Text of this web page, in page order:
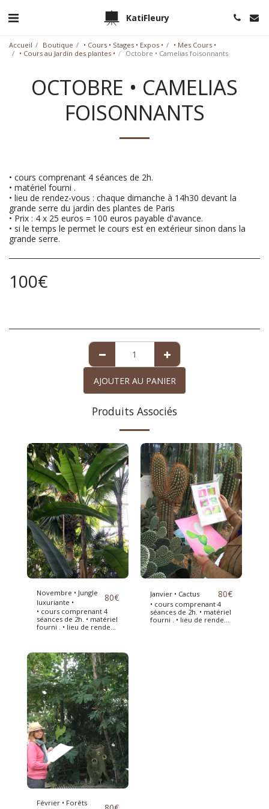
KatiFleury
Accueil Boutique • Cours • Stages • Expos •
• Mes Cours •
• Cours au Jardin des plantes •
Octobre • Camelias foisonnants
OCTOBRE • CAMELIAS
FOISONNANTS
• cours comprenant 4 séances de 2h.
• matériel fourni .
• lieu de rendez-vous : chaque dimanche à 14h30 devant la
grande serre du jardin des plantes de Paris
• Prix : 4 x 25 euros = 100 euros payable d'avance.
• si le temps le permet le cours est en extérieur sinon dans la
grande serre.
100€
AJOUTER AU PANIER
Produits Associés
Novembre • Jungle
luxuriante •
80€
• cours comprenant 4
séances de 2h. • matériel
fourni . • lieu de rendez-
serre du jardin des
plantes de Paris • Prix : 4
x 20 euros = 80 euros
payable d'avance. • si le
temps le permet le
cours est en extérieur
sinon dans la grande
serre.
Janvier • Cactus 80€
• cours comprenant 4
séances de 2h. • matériel
fourni . • lieu de rendez-
Février • Forêts